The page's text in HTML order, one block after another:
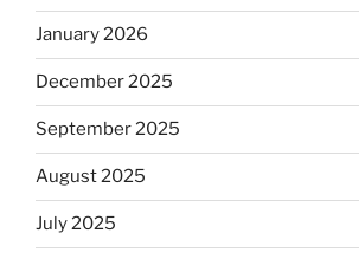
January 2026
December 2025
September 2025
August 2025
July 2025